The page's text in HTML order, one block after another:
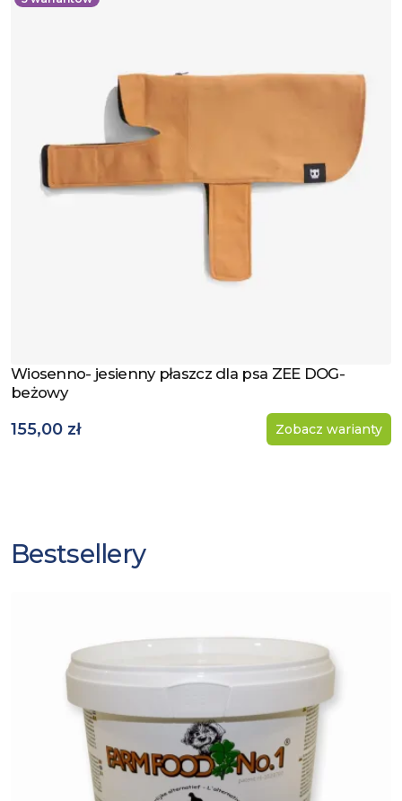
Zobacz produkt
Wiosenno- jesienny płaszcz dla psa ZEE DOG-
beżowy
155,00 zł Zobacz warianty
Bestsellery